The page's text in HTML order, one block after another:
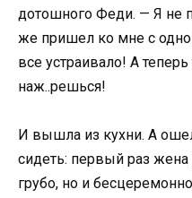
дотошного Феди. — Я не
же пришел ко мне с
все устраивало! А
наж..решься!
И вышла из кухни. А
сидеть: первый раз жена
грубо, но и